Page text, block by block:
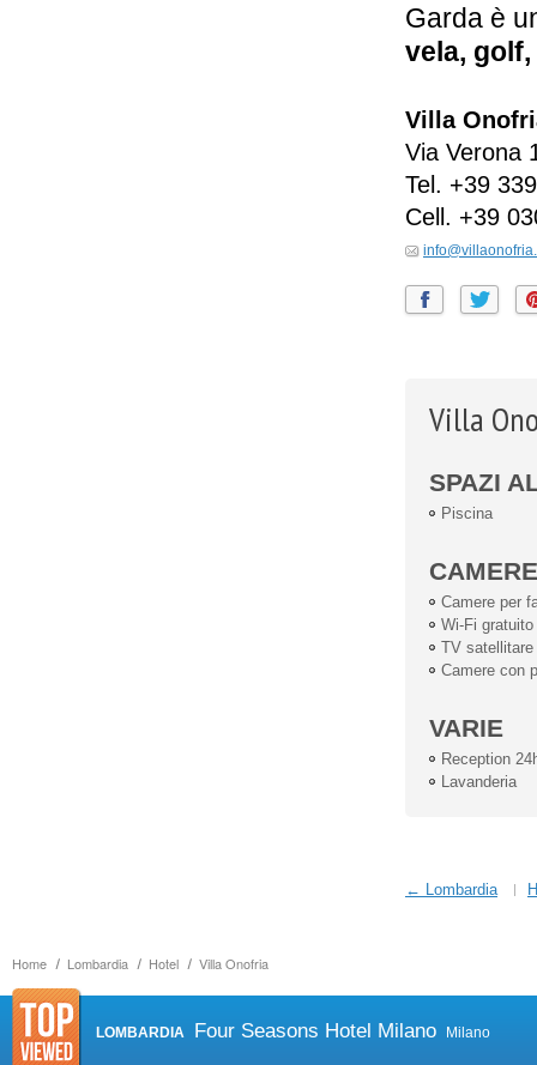
Home Lombardia Hotel Villa Onofria
Garda è
vela,
Villa
Via Verona
Tel. +39
Cell. +39
Villa
SPAZI
Piscina
CAMERE
Camere per
Wi-Fi gratuito
TV satellitare
Camere con
VARIE
Reception
Lavanderia
← Lombardia
LOMBARDIA Four Seasons Hotel Milano Milano